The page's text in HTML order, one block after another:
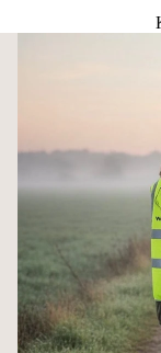
Schnell anziehbar
Ideal für Gassi,
Der
unschlagbar
Zwei stabile
Gefummel bei Kälte und
festmachen – auch über
war, will den
Diese leichte
leichter, kompakter und
findet in unserer